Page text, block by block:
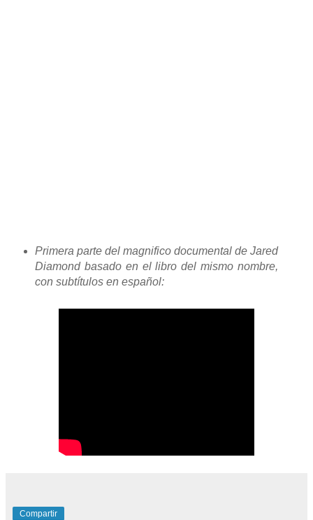
Primera parte del magnifico documental de Jared
Diamond basado en el libro del mismo nombre,
con subtítulos en español:
Compartir